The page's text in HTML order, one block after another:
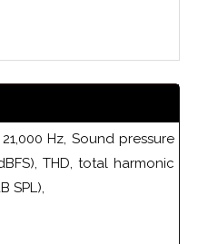
Hz, Sound pressure
THD, total harmonic
SPL),